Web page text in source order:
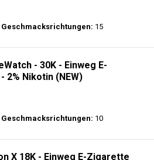
15
- 30K - Einweg E-
2% Nikotin (NEW)
10
X 18K - Einweg E-Zigarette